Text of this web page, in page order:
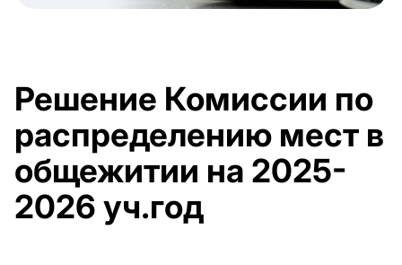
Решение Комиссии по
распределению мест в
общежитии на 2025-
2026 уч.год